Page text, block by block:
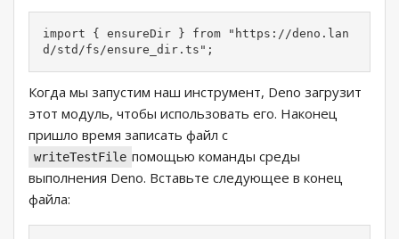
import { ensureDir } from "https://deno.lan
d/std/fs/ensure_dir.ts";
Когда мы запустим наш инструмент, Deno загрузит
этот модуль, чтобы использовать его. Наконец
пришло время записать файл с
writeTestFile помощью команды среды
выполнения Deno. Вставьте следующее в конец
файла: